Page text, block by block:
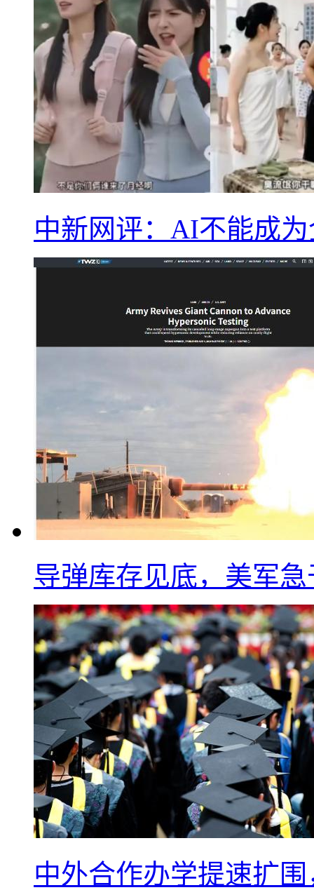
中新网评：AI不能成
导弹库存见底，美军
中外合作办学提速扩